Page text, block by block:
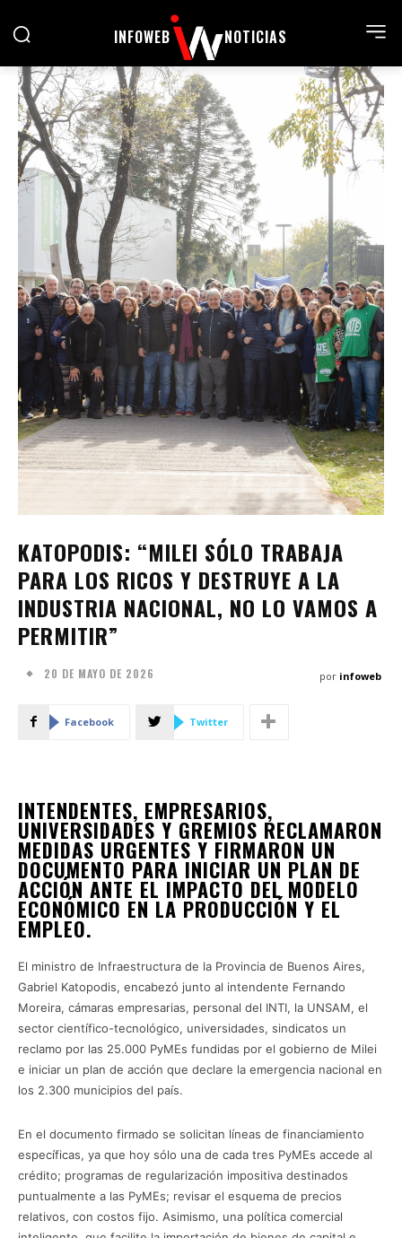
INFOWEB NOTICIAS
KATOPODIS: “MILEI SÓLO TRABAJA
PARA LOS RICOS Y DESTRUYE A LA
INDUSTRIA NACIONAL, NO LO VAMOS A
PERMITIR”
20 DE MAYO DE 2026 por infoweb
Facebook Twitter
INTENDENTES, EMPRESARIOS,
UNIVERSIDADES Y GREMIOS RECLAMARON
MEDIDAS URGENTES Y FIRMARON UN
DOCUMENTO PARA INICIAR UN PLAN DE
ACCIÓN ANTE EL IMPACTO DEL MODELO
ECONÓMICO EN LA PRODUCCIÓN Y EL
EMPLEO.
El ministro de Infraestructura de la Provincia de Buenos Aires,
Gabriel Katopodis, encabezó junto al intendente Fernando
Moreira, cámaras empresarias, personal del INTI, la UNSAM, el
sector científico-tecnológico, universidades, sindicatos un
reclamo por las 25.000 PyMEs fundidas por el gobierno de Milei
e iniciar un plan de acción que declare la emergencia nacional en
los 2.300 municipios del país.
En el documento firmado se solicitan líneas de financiamiento
específicas, ya que hoy sólo una de cada tres PyMEs accede al
crédito; programas de regularización impositiva destinados
puntualmente a las PyMEs; revisar el esquema de precios
relativos, con costos fijo. Asimismo, una política comercial